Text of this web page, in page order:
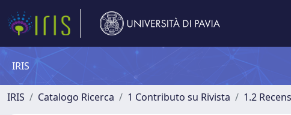
IRIS
IRIS Catalogo Ricerca 1 Contributo su Rivista 1.2